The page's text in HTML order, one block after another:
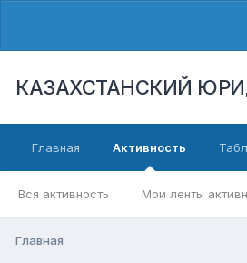
КАЗАХСТАНСКИЙ
Главная Активность
Вся активность Мои ленты
Главная